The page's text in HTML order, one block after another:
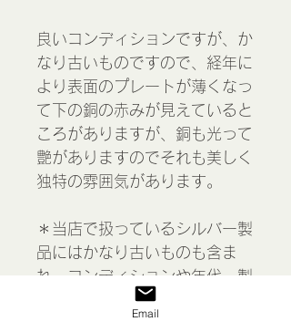
良いコンディションですが、か
なり古いものですので、経年に
より表面のプレートが薄くなっ
て下の銅の赤みが見えていると
ころがありますが、銅も光って
艶がありますのでそれも美しく
独特の雰囲気があります。
＊当店で扱っているシルバー製
品にはかなり古いものも含ま
れ、コンディションや年代、製
造元も様々です。細かいところ
まで写真では写りにくいため説
Email